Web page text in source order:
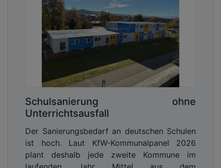
Schulsanierung ohne
Unterrichtsausfall
Der Sanierungsbedarf an deutschen Schulen
ist hoch. Laut KfW-Kommunalpanel 2026
plant deshalb jede zweite Kommune im